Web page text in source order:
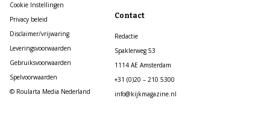
Cookie Instellingen
Privacy beleid
Disclaimer/vrijwaring
Leveringsvoorwaarden
Gebruiksvoorwaarden
Spelvoorwaarden
© Roularta Media Nederland
Contact
Redactie
Spaklerweg 53
1114 AE Amsterdam
+31 (0)20 – 210 5300
info@kijkmagazine.nl